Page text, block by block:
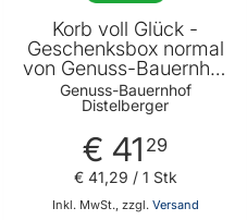
Korb voll Glück -
Geschenksbox normal
von Genuss-Bauernhof
Distelberger
Genuss-Bauernhof
Distelberger
€ 41 29
Inkl. MwSt., zzgl. Versand
€ 41,29 / 1 Stk